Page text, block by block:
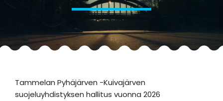
Tammelan Pyhäjärven -Kuivajärven
suojeluyhdistyksen hallitus vuonna 2026